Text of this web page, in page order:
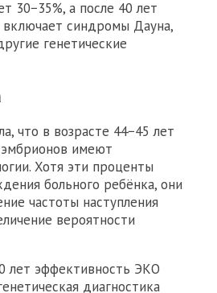
30−35%, а после 40 лет
включает синдромы Дауна,
генетические
что в возрасте 44−45 лет
имеют
Хотя эти проценты
больного ребёнка, они
частоты наступления
вероятности
лет эффективность ЭКО
диагностика